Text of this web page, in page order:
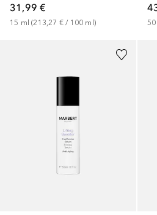
31,99 €
15 ml (213,27 € / 100 ml ) 50